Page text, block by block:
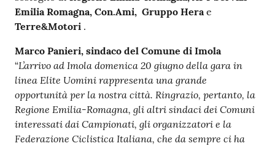
Emilia Romagna, Con.Ami, Gruppo Herae
Terre&Motori .
Marco Panieri, sindaco del Comune di Imola
“L’arrivo ad Imola domenica 20 giugno della gara in
linea Elite Uomini rappresenta una grande
opportunità per la nostra città. Ringrazio, pertanto, la
Regione Emilia-Romagna, gli altri sindaci dei Comuni
interessati dai Campionati, gli organizzatori e la
Federazione Ciclistica Italiana, che da sempre ci ha